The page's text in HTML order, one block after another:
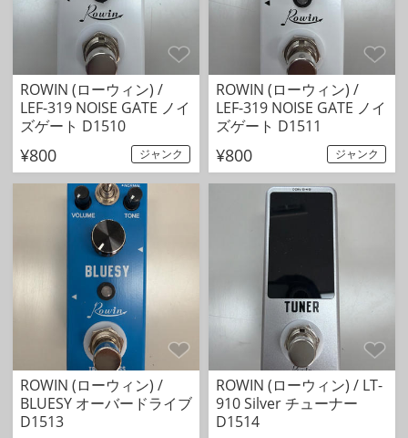
ROWIN (ローウィン) /
LEF-319 NOISE GATE ノイ
ズゲート D1510
¥800 ジャンク
ROWIN (ローウィン) /
LEF-319 NOISE GATE ノイ
ズゲート D1511
¥800 ジャンク
ROWIN (ローウィン) /
BLUESY オーバードライブ
D1513
ROWIN (ローウィン) / LT-
910 Silver チューナー
D1514